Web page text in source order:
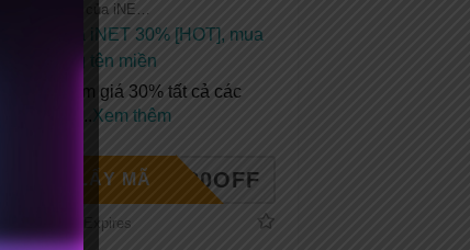
Tất cả coupon của iNET
Mã giảm giá iNET 30% [HOT], mua
hosting tặng tên miền
Coupon giảm giá 30% tất cả các
... Xem thêm
NET30OFF
LẤY MÃ
No Expires